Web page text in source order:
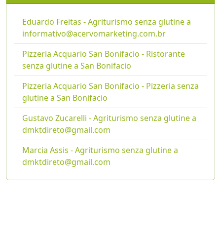
Eduardo Freitas - Agriturismo senza glutine a
informativo@acervomarketing.com.br
Pizzeria Acquario San Bonifacio - Ristorante
senza glutine a San Bonifacio
Pizzeria Acquario San Bonifacio - Pizzeria senza
glutine a San Bonifacio
Gustavo Zucarelli - Agriturismo senza glutine a
dmktdireto@gmail.com
Marcia Assis - Agriturismo senza glutine a
dmktdireto@gmail.com